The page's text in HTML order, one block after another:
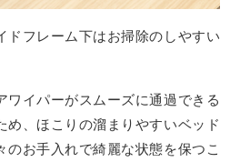
ドフレーム下はお掃除のしやすい
ワイパーがスムーズに通過できる
め、ほこりの溜まりやすいベッド
のお手入れで綺麗な状態を保つこ